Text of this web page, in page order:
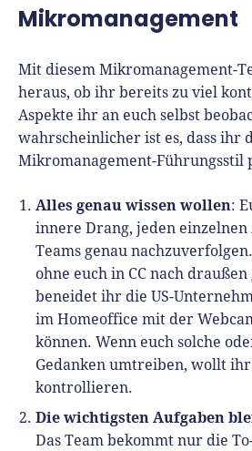
Mikromanagement
Mit diesem Mikromanagement-
heraus, ob ihr bereits zu viel
Aspekte ihr an euch selbst
wahrscheinlicher ist es, dass ihr
Mikromanagement-Führungsstil
Alles genau wissen wollen:
innere Drang, jeden
Teams genau
ohne euch in CC nach
beneidet ihr die US-
im Homeoffice mit der
können. Wenn euch solche
Gedanken umtreiben, wollt
kontrollieren.
Die wichtigsten Aufgaben
Das Team bekommt nur die